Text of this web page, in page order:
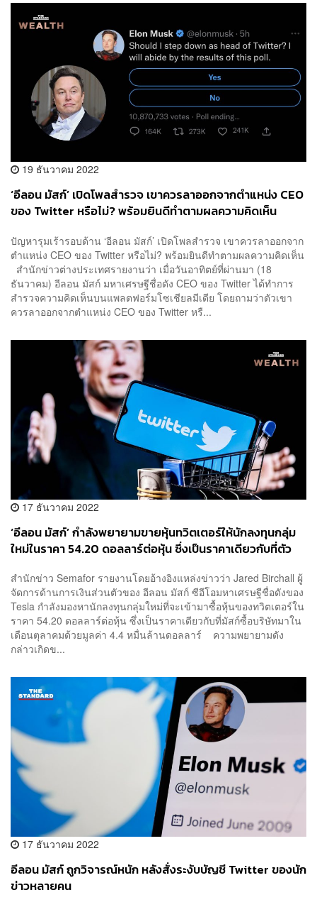
19 ธันวาคม 2022
‘อีลอน มัสก์’ เปิดโพลสำรวจ เขาควรลาออกจากตำแหน่ง CEO
ของ Twitter หรือไม่? พร้อมยินดีทำตามผลความคิดเห็น
ปัญหารุมเร้ารอบด้าน ‘อีลอน มัสก์’ เปิดโพลสำรวจ เขาควรลาออกจาก
ตำแหน่ง CEO ของ Twitter หรือไม่? พร้อมยินดีทำตามผลความคิดเห็น
สำนักข่าวต่างประเทศรายงานว่า เมื่อวันอาทิตย์ที่ผ่านมา (18
ธันวาคม) อีลอน มัสก์ มหาเศรษฐีชื่อดัง CEO ของ Twitter ได้ทำการ
สำรวจความคิดเห็นบนแพลตฟอร์มโซเชียลมีเดีย โดยถามว่าตัวเขา
ควรลาออกจากตำแหน่ง CEO ของ Twitter หรื...
17 ธันวาคม 2022
‘อีลอน มัสก์’ กำลังพยายามขายหุ้นทวิตเตอร์ให้นักลงทุนกลุ่ม
ใหม่ในราคา 54.20 ดอลลาร์ต่อหุ้น ซึ่งเป็นราคาเดียวกับที่ตัว
สำนักข่าว Semafor รายงานโดยอ้างอิงแหล่งข่าวว่า Jared Birchall ผู้
จัดการด้านการเงินส่วนตัวของ อีลอน มัสก์ ซีอีโอมหาเศรษฐีชื่อดังของ
Tesla กำลังมองหานักลงทุนกลุ่มใหม่ที่จะเข้ามาซื้อหุ้นของทวิตเตอร์ใน
ราคา 54.20 ดอลลาร์ต่อหุ้น ซึ่งเป็นราคาเดียวกับที่มัสก์ซื้อบริษัทมาใน
เดือนตุลาคมด้วยมูลค่า 4.4 หมื่นล้านดอลลาร์ ความพยายามดัง
กล่าวเกิดข...
17 ธันวาคม 2022
อีลอน มัสก์ ถูกวิจารณ์หนัก หลังสั่งระงับบัญชี Twitter ของนัก
ข่าวหลายคน